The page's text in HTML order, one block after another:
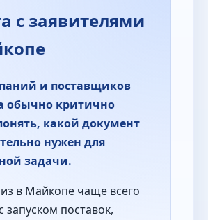
с заявителями
и поставщиков
обычно критично
какой документ
нужен для
задачи.
в Майкопе чаще всего
запуском поставок,